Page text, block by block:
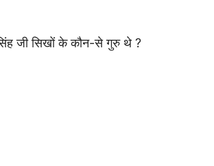
सिंह जी सिखों के कौन-से गुरु थे ?